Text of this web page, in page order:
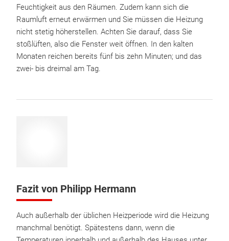
Feuchtigkeit aus den Räumen. Zudem kann sich die
Raumluft erneut erwärmen und Sie müssen die Heizung
nicht stetig höherstellen. Achten Sie darauf, dass Sie
stoßlüften, also die Fenster weit öffnen. In den kalten
Monaten reichen bereits fünf bis zehn Minuten; und das
zwei- bis dreimal am Tag.
Fazit von Philipp Hermann
Auch außerhalb der üblichen Heizperiode wird die Heizung
manchmal benötigt. Spätestens dann, wenn die